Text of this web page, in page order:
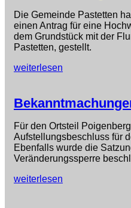
Die Gemeinde Pastetten
einen Antrag für eine
dem Grundstück mit der
Pastetten, gestellt.
weiterlesen
Für den Ortsteil
Aufstellungsbeschluss für
Ebenfalls wurde die
Veränderungssperre
weiterlesen